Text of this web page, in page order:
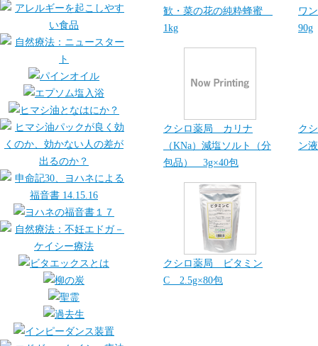
歓・菜の花の純粋蜂蜜
1kg
ワ
90g
クシロ薬局 カリナ
（KNa）減塩ソルト（分
包品） 3g×40包
ク
ン
クシロ薬局 ビタミン
C 2.5g×80包